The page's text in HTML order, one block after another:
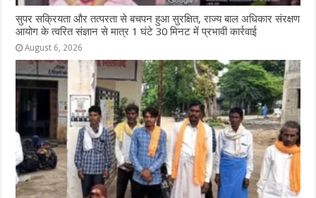
सुपर सक्रियता और तत्परता से बचपन हुआ सुरक्षित, राज्य बाल अधिकार संरक्षण
आयोग के त्वरित संज्ञान से मात्र 1 घंटे 30 मिनट में प्रभावी कार्रवाई
August 6, 2026